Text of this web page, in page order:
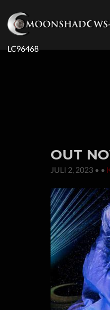
LC96468
OUT
JULI 2, 2023 • •